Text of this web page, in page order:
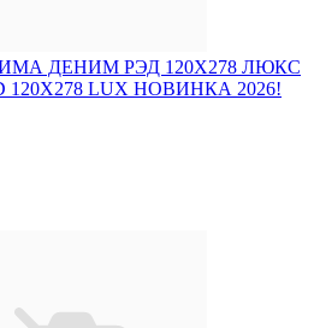
ДЕНИМ РЭД 120X278 ЛЮКС
120X278 LUX НОВИНКА 2026!